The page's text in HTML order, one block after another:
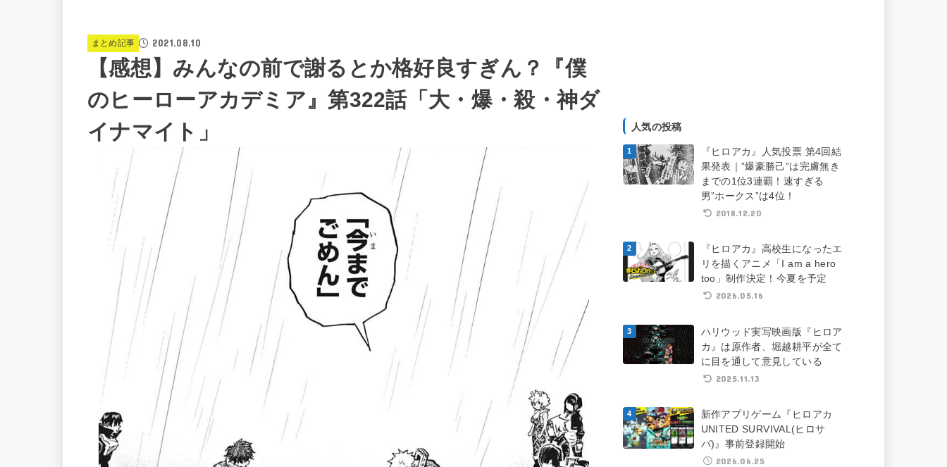
まとめ記事 2021.08.10
【感想】みんなの前で謝るとか格好良すぎん？『僕
のヒーローアカデミア』第322話「大・爆・殺・神ダ
イナマイト」
人気の投稿
『ヒロアカ』人気投票 第4回結
果発表｜”爆豪勝己”は完膚無き
までの1位3連覇！速すぎる
男”ホークス”は4位！
2018.12.20
『ヒロアカ』高校生になったエ
リを描くアニメ「I am a hero
too」制作決定！今夏を予定
2026.05.16
ハリウッド実写映画版『ヒロア
カ』は原作者、堀越耕平が全て
に目を通して意見している
2025.11.13
新作アプリゲーム『ヒロアカ
UNITED SURVIVAL(ヒロサ
バ)』事前登録開始
2026.06.25